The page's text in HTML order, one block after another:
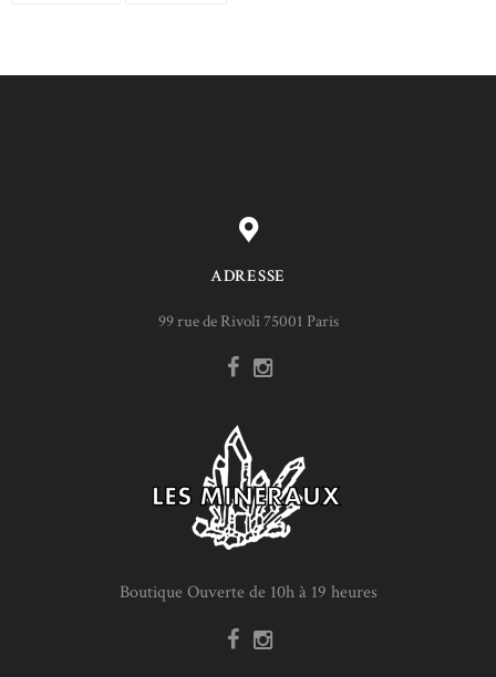
ADRESSE
99 rue de Rivoli 75001 Paris
Boutique Ouverte de 10h à 19 heures